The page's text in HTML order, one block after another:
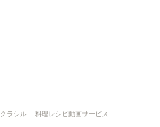
クラシル ｜料理レシピ動画サービス